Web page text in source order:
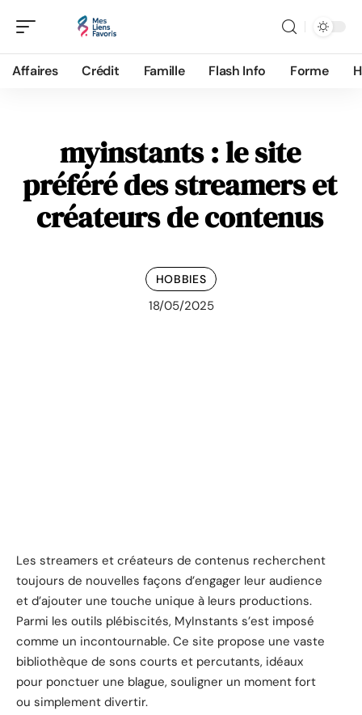
Affaires Crédit Famille Flash Info Forme
myinstants : le site
préféré des streamers et
créateurs de contenus
HOBBIES
18/05/2025
Les streamers et créateurs de contenus recherchent
toujours de nouvelles façons d’engager leur audience
et d’ajouter une touche unique à leurs productions.
Parmi les outils plébiscités, MyInstants s’est imposé
comme un incontournable. Ce site propose une vaste
bibliothèque de sons courts et percutants, idéaux
pour ponctuer une blague, souligner un moment fort
ou simplement divertir.